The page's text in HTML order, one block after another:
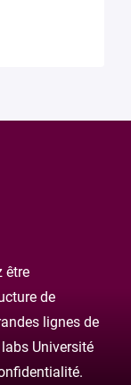
être
de
lignes de
Université